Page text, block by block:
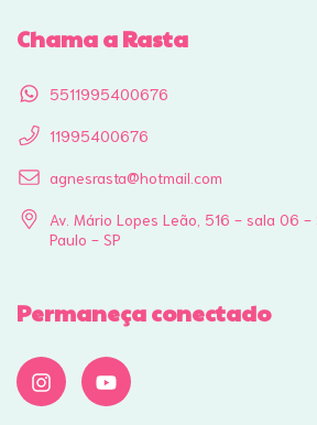
Chama a Rasta
5511995400676
11995400676
agnesrasta@hotmail.com
Av. Mário Lopes Leão, 516 - sala 06 -
Paulo - SP
Permaneça conectado